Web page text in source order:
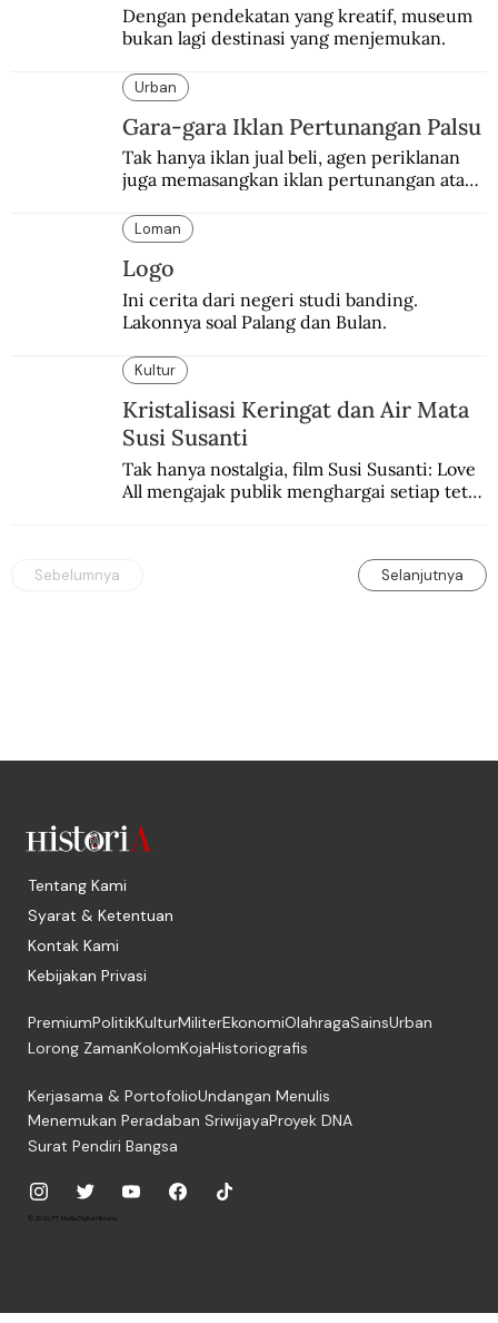
Dengan pendekatan yang kreatif, museum
bukan lagi destinasi yang menjemukan.
Urban
Gara-gara Iklan Pertunangan Palsu
Tak hanya iklan jual beli, agen periklanan
juga memasangkan iklan pertunangan atau
memasang iklan pertunangan palsu.
Loman
Logo
Ini cerita dari negeri studi banding.
Lakonnya soal Palang dan Bulan.
Kultur
Kristalisasi Keringat dan Air Mata
Susi Susanti
Tak hanya nostalgia, film Susi Susanti: Love
All mengajak publik menghargai setiap tetes
Sebelumnya Selanjutnya
Tentang Kami
Syarat & Ketentuan
Kontak Kami
Kebijakan Privasi
PremiumPolitikKulturMiliterEkonomiOlahragaSainsUrban
Lorong ZamanKolomKojaHistoriografis
Kerjasama & PortofolioUndangan Menulis
Menemukan Peradaban SriwijayaProyek DNA
Surat Pendiri Bangsa
© 2026, PT. Media Digital Historia.